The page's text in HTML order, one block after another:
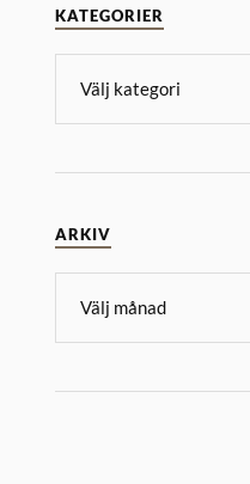
KATEGORIER
ARKIV